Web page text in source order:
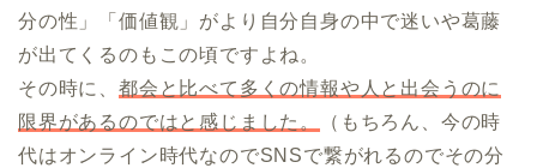
分の性」「価値観」がより自分自身の中で迷いや葛藤
が出てくるのもこの頃ですよね。
その時に、 都会と比べて多くの情報や人と出会うのに
限界があるのではと感じました。
（もちろん、今の時
代はオンライン時代なのでSNSで繋がれるのでその分